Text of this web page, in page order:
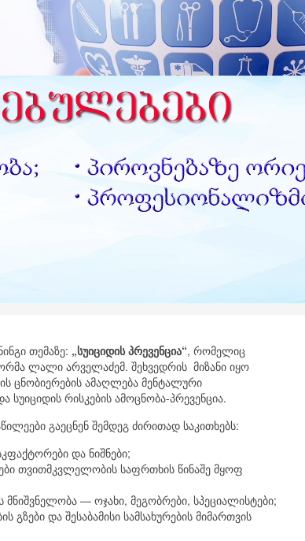
თემაზე: „სუიციდის პრევენცია“, რომელიც
ლალი არველაძემ. შეხვედრის მიზანი იყო
ცნობიერების ამაღლება მენტალური
სუიციდის რისკების ამოცნობა-პრევენცია.
გაეცნენ შემდეგ ძირითად საკითხებს:
და ნიშნები;
თვითმკვლელობის საფრთხის წინაშე მყოფ
მნიშვნელობა — ოჯახი, მეგობრები, სპეციალისტები;
გზები და შესაბამისი სამსახურების მიმართვის